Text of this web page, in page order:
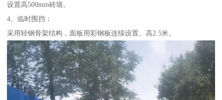
设置高500mm砖墙。
4、临时围挡：
采用轻钢骨架结构，面板用彩钢板连续设置。高2.5米。